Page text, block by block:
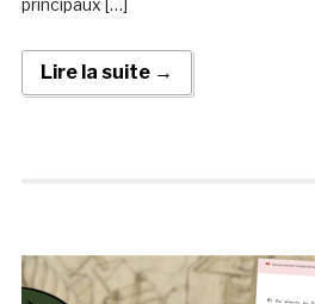
principaux […]
Lire la suite →